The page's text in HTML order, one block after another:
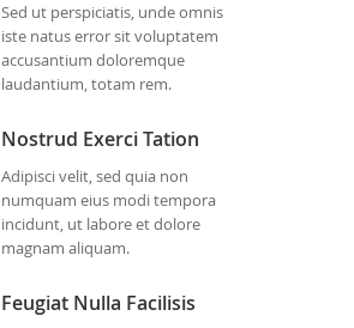
Sed ut perspiciatis, unde omnis
iste natus error sit voluptatem
accusantium doloremque
laudantium, totam rem.
Nostrud Exerci Tation
Adipisci velit, sed quia non
numquam eius modi tempora
incidunt, ut labore et dolore
magnam aliquam.
Feugiat Nulla Facilisis